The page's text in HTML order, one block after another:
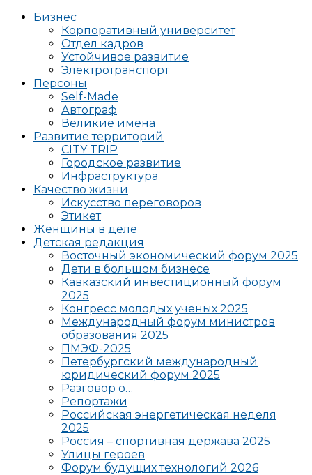
Бизнес
Корпоративный университет
Отдел кадров
Устойчивое развитие
Электротранспорт
Персоны
Self-Made
Автограф
Великие имена
Развитие территорий
CITY TRIP
Городское развитие
Инфраструктура
Качество жизни
Искусство переговоров
Этикет
Женщины в деле
Детская редакция
Восточный экономический форум 2025
Дети в большом бизнесе
Кавказский инвестиционный форум
2025
Конгресс молодых ученых 2025
Международный форум министров
образования 2025
ПМЭФ-2025
Петербургский международный
юридический форум 2025
Разговор о…
Репортажи
Российская энергетическая неделя
2025
Россия – спортивная держава 2025
Улицы героев
Форум будущих технологий 2026